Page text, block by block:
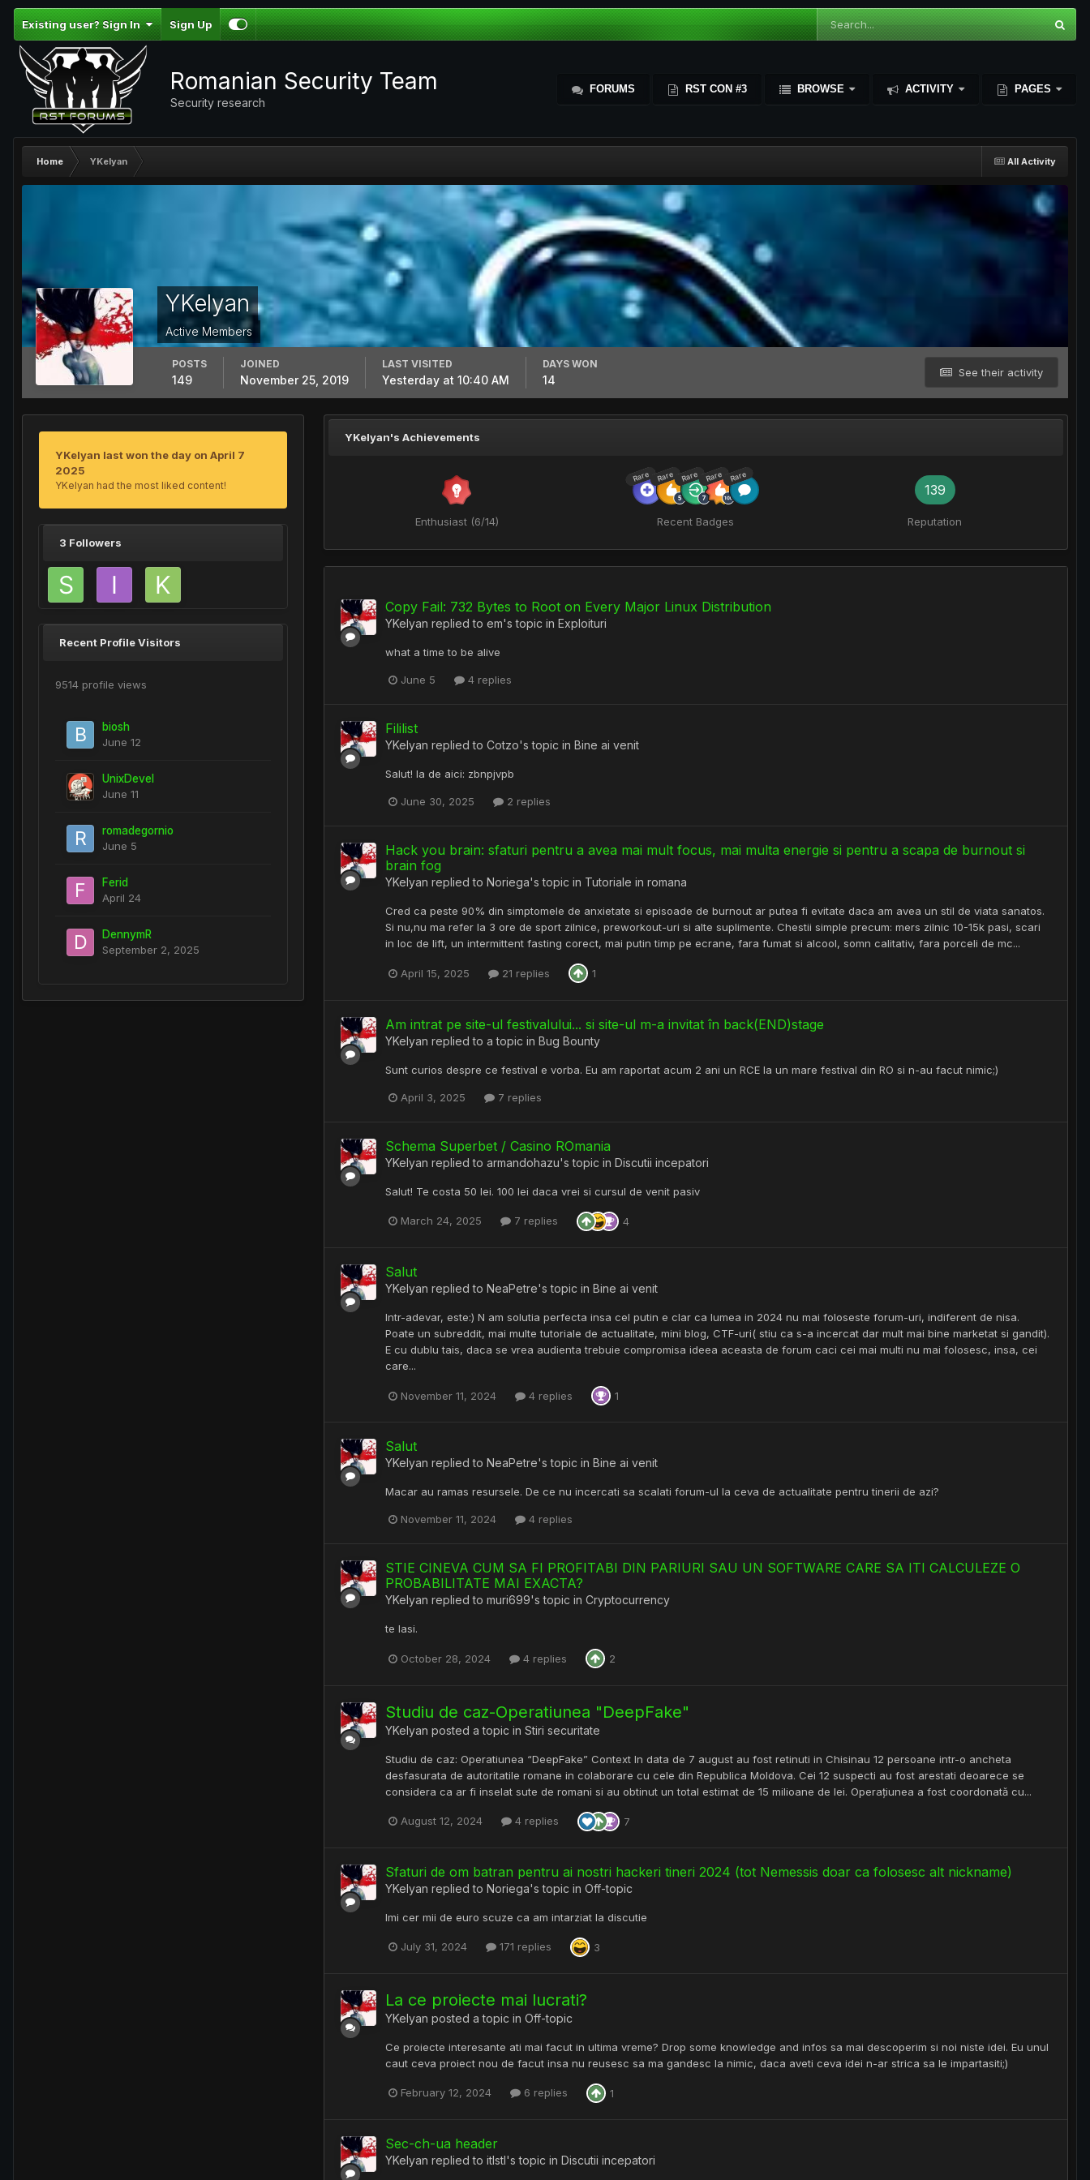
Existing user? Sign In Sign Up
Romanian Security Team
Security research
FORUMS RST CON #3 BROWSE ACTIVITY PAGES
All Activity
Home YKelyan
YKelyan
Active Members
See their activity
POSTS
149
JOINED
November 25, 2019
LAST VISITED
Yesterday at 10:40 AM
DAYS WON
14
YKelyan last won the day on April 7
2025
YKelyan had the most liked content!
3 Followers
Recent Profile Visitors
9514 profile views
biosh
June 12
UnixDevel
June 11
romadegornio
June 5
Ferid
April 24
DennymR
September 2, 2025
YKelyan's Achievements
Enthusiast (6/14)
Rare Rare Rare Rare Rare
Recent Badges
139
Reputation
Copy Fail: 732 Bytes to Root on Every Major Linux Distribution
YKelyan replied to em's topic in Exploituri
what a time to be alive
June 5 4 replies
Fililist
YKelyan replied to Cotzo's topic in Bine ai venit
Salut! Ia de aici: zbnpjvpb
June 30, 2025 2 replies
Hack you brain: sfaturi pentru a avea mai mult focus, mai multa energie si pentru a scapa de burnout si
brain fog
YKelyan replied to Noriega's topic in Tutoriale in romana
Cred ca peste 90% din simptomele de anxietate si episoade de burnout ar putea fi evitate daca am avea un stil de viata sanatos.
Si nu,nu ma refer la 3 ore de sport zilnice, preworkout-uri si alte suplimente. Chestii simple precum: mers zilnic 10-15k pasi, scari
in loc de lift, un intermittent fasting corect, mai putin timp pe ecrane, fara fumat si alcool, somn calitativ, fara porceli de mc...
April 15, 2025 21 replies 1
Am intrat pe site-ul festivalului... si site-ul m-a invitat în back(END)stage
YKelyan replied to a topic in Bug Bounty
Sunt curios despre ce festival e vorba. Eu am raportat acum 2 ani un RCE la un mare festival din RO si n-au facut nimic;)
April 3, 2025 7 replies
Schema Superbet / Casino ROmania
YKelyan replied to armandohazu's topic in Discutii incepatori
Salut! Te costa 50 lei. 100 lei daca vrei si cursul de venit pasiv
March 24, 2025 7 replies 4
Salut
YKelyan replied to NeaPetre's topic in Bine ai venit
Intr-adevar, este:) N am solutia perfecta insa cel putin e clar ca lumea in 2024 nu mai foloseste forum-uri, indiferent de nisa.
Poate un subreddit, mai multe tutoriale de actualitate, mini blog, CTF-uri( stiu ca s-a incercat dar mult mai bine marketat si gandit).
E cu dublu tais, daca se vrea audienta trebuie compromisa ideea aceasta de forum caci cei mai multi nu mai folosesc, insa, cei
care...
November 11, 2024 4 replies 1
Salut
YKelyan replied to NeaPetre's topic in Bine ai venit
Macar au ramas resursele. De ce nu incercati sa scalati forum-ul la ceva de actualitate pentru tinerii de azi?
November 11, 2024 4 replies
STIE CINEVA CUM SA FI PROFITABI DIN PARIURI SAU UN SOFTWARE CARE SA ITI CALCULEZE O
PROBABILITATE MAI EXACTA?
YKelyan replied to muri699's topic in Cryptocurrency
te lasi.
October 28, 2024 4 replies 2
Studiu de caz-Operatiunea "DeepFake"
YKelyan posted a topic in Stiri securitate
Studiu de caz: Operatiunea “DeepFake” Context In data de 7 august au fost retinuti in Chisinau 12 persoane intr-o ancheta
desfasurata de autoritatile romane in colaborare cu cele din Republica Moldova. Cei 12 suspecti au fost arestati deoarece se
considera ca ar fi inselat sute de romani si au obtinut un total estimat de 15 milioane de lei. Operațiunea a fost coordonată cu...
August 12, 2024 4 replies 7
Sfaturi de om batran pentru ai nostri hackeri tineri 2024 (tot Nemessis doar ca folosesc alt nickname)
YKelyan replied to Noriega's topic in Off-topic
Imi cer mii de euro scuze ca am intarziat la discutie
July 31, 2024 171 replies 3
La ce proiecte mai lucrati?
YKelyan posted a topic in Off-topic
Ce proiecte interesante ati mai facut in ultima vreme? Drop some knowledge and infos sa mai descoperim si noi niste idei. Eu unul
caut ceva proiect nou de facut insa nu reusesc sa ma gandesc la nimic, daca aveti ceva idei n-ar strica sa le impartasiti;)
February 12, 2024 6 replies 1
Sec-ch-ua header
YKelyan replied to itlstl's topic in Discutii incepatori